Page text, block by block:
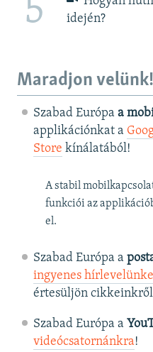
5
idején?
Maradjon velünk!
Szabad Európa a
applikációnkat a
Store kínálatából!
A stabil
funkciói az
el.
Szabad Európa a
ingyenes
értesüljön
Szabad Európa a
videócsatornánkra!